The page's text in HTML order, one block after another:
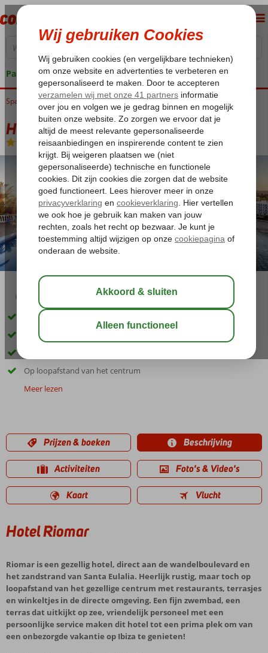
Pakketgarantie
Home
Spanje Balearen Ibiza Santa Eulalia Hotel Riomar
Hotel Riomar
Halfpension-Hotel
02:45 aug 29°C
Direct aan het strand
Vriendelijke, persoonlijke service
Op loopafstand van het centrum
Meer lezen
Prijzen & boeken Beschrijving
Activiteiten Foto's & Video's
Kaart Vlucht
Hotel Riomar
Riomar is een gezellig hotel, direct aan de wandelboulevard en
het zandstrand van Santa Eulalia. Heerlijk rustig, maar toch op
loopafstand van het gezellige centrum met restaurants, terrasjes
en winkeltjes in de directe omgeving. Een fijn zwembad, een
terras dat uitkijkt op zee, vriendelijk personeel met een
persoonlijke service maken dit hotel tot een prima plek om van
een onbezorgde vakantie op Ibiza te genieten!